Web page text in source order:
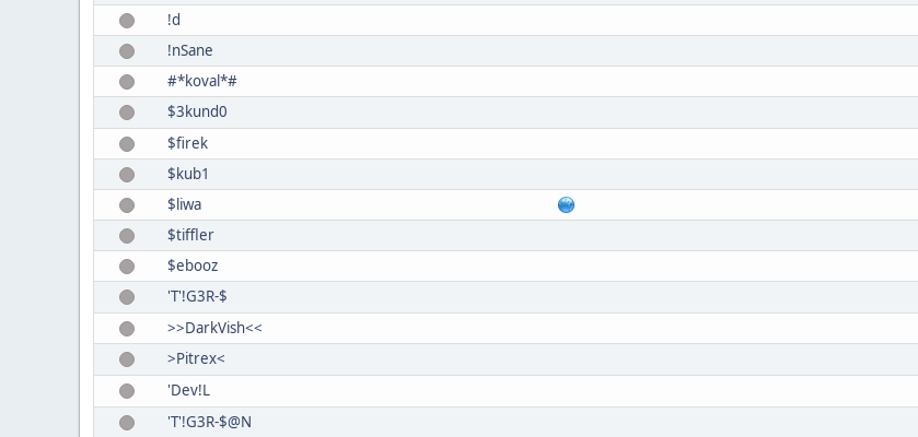
!d
!nSane
#*koval*#
$3kund0
$firek
$kub1
$liwa
$tiffler
$ebooz
'T'!G3R-$
>>DarkVish<<
>Pitrex<
'Dev!L
'T'!G3R-$@N